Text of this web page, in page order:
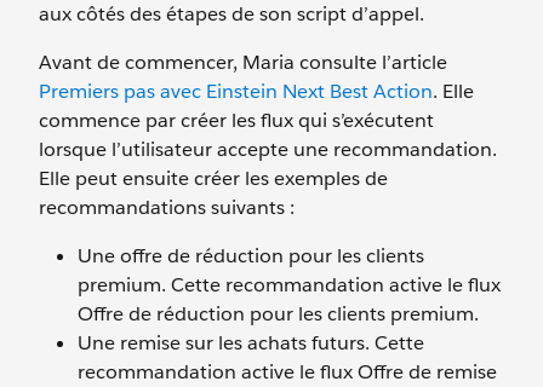
aux côtés des étapes de son script d’appel.
Avant de commencer, Maria consulte l’article
Premiers pas avec Einstein Next Best Action. Elle
commence par créer les flux qui s’exécutent
lorsque l’utilisateur accepte une recommandation.
Elle peut ensuite créer les exemples de
recommandations suivants :
Une offre de réduction pour les clients
premium. Cette recommandation active le flux
Offre de réduction pour les clients premium.
Une remise sur les achats futurs. Cette
recommandation active le flux Offre de remise